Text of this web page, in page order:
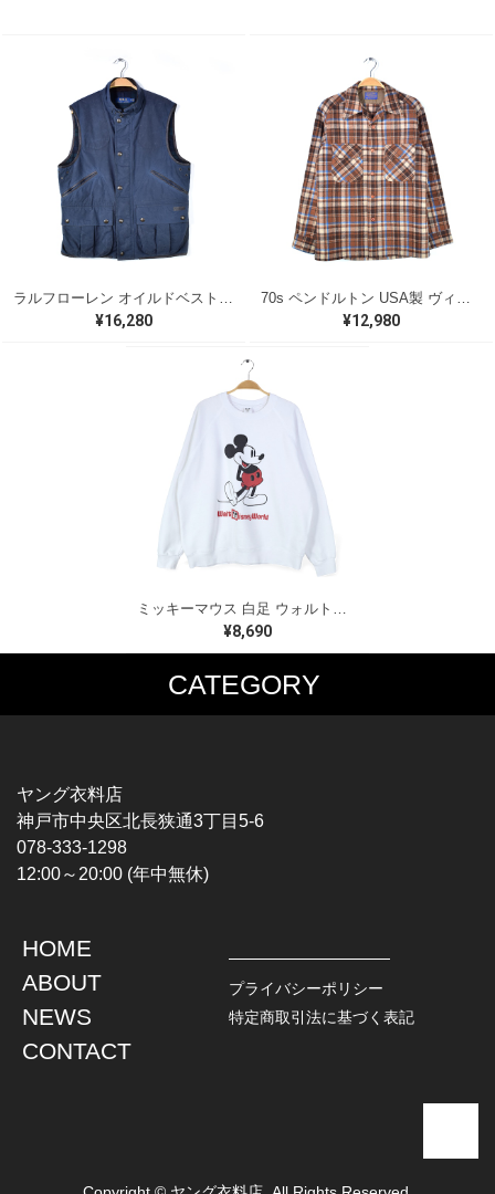
¥16,280 ¥12,980
ミッキーマウス 白足 ウォルトディズニーオフィシャル スウェット ホワイト WALT DISNEY WORLD ウォルトディズニーオフィシャル サイズXL相当 古着 CF0995
¥8,690
CATEGORY
MUSIC TEE
HARDCORE / PUNK
PROGLESSIVE ROCK
POPS
SOUL / R&B
T-SHIRTS
CHAMPION
TOPS
L / S SHIRT
S / S SHIRT
HAWAIIAN SHIRT
JACKET
DENIM
LEATHER
ヤング衣料店
神戸市中央区北長狭通3丁目5-6
078-333-1298
12:00～20:00 (年中無休)
HOME
ABOUT
NEWS
CONTACT
プライバシーポリシー
特定商取引法に基づく表記